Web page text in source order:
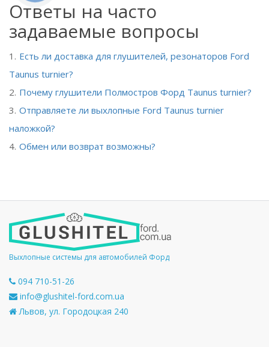
Ответы на часто
задаваемые вопросы
Есть ли доставка для глушителей, резонаторов Ford
Taunus turnier?
Почему глушители Полмостров Форд Taunus turnier?
Отправляете ли выхлопные Ford Taunus turnier
наложкой?
Обмен или возврат возможны?
Выхлопные системы для автомобилей Форд
094 710-51-26
info@glushitel-ford.com.ua
Львов, ул. Городоцкая 240